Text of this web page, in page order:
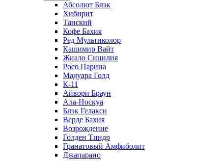
Абсолют Блэк
Хибирит
Танский
Кофе Бахия
Ред Мультиколор
Кашимир Вайт
Жиало Сицилия
Росо Парина
Мадуара Голд
К-11
Айвори Браун
Ала-Носкуа
Блэк Гелакси
Верде Бахия
Возрождение
Голден Тиндр
Гранатовый Амфиболит
Джапарано